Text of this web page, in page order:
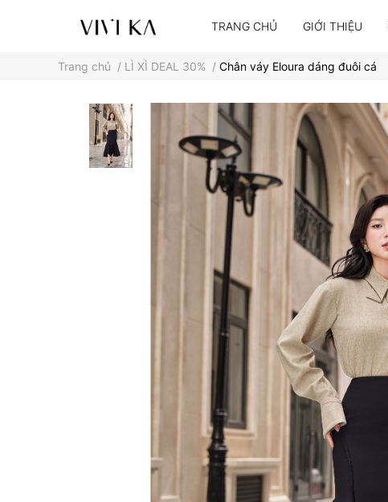
TRANG CHỦ GIỚI THIỆU
Trang chủ / LÌ XÌ DEAL 30% / Chân váy Eloura dáng đuôi cá